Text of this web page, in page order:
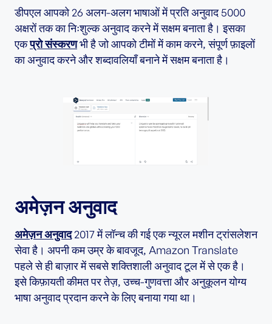
डीपएल आपको 26 अलग-अलग भाषाओं में प्रति अनुवाद 5000
अक्षरों तक का निःशुल्क अनुवाद करने में सक्षम बनाता है। इसका
एकप्रो संस्करणभी है जो आपको टीमों में काम करने, संपूर्ण फ़ाइलों
का अनुवाद करने और शब्दावलियाँ बनाने में सक्षम बनाता है।
अमेज़न अनुवाद
अमेज़न अनुवाद2017 में लॉन्च की गई एक न्यूरल मशीन ट्रांसलेशन
सेवा है। अपनी कम उम्र के बावजूद, Amazon Translate
पहले से ही बाज़ार में सबसे शक्तिशाली अनुवाद टूल में से एक है।
इसे किफ़ायती कीमत पर तेज़, उच्च-गुणवत्ता और अनुकूलन योग्य
भाषा अनुवाद प्रदान करने के लिए बनाया गया था।